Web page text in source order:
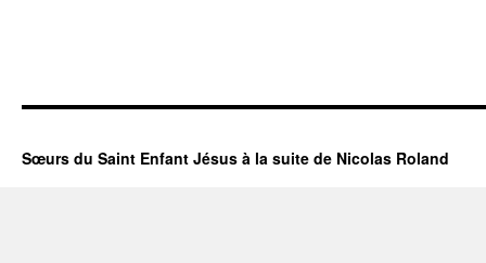
Sœurs du Saint Enfant Jésus à la suite de Nicolas Roland